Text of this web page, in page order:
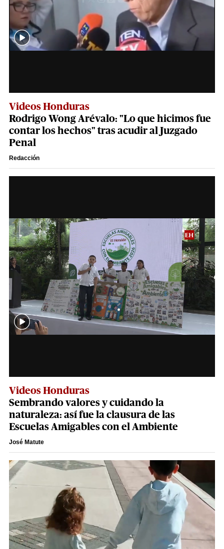
Videos Honduras
Rodrigo Wong Arévalo: "Lo que hicimos fue
contar los hechos" tras acudir al Juzgado
Penal
Redacción
Videos Honduras
Sembrando valores y cuidando la
naturaleza: así fue la clausura de las
Escuelas Amigables con el Ambiente
José Matute